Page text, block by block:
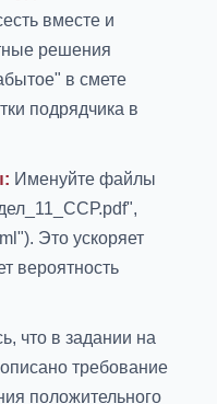
вместе и
решения
в смете
подрядчика в
Именуйте файлы
Это ускоряет
вероятность
что в задании на
требование
положительного